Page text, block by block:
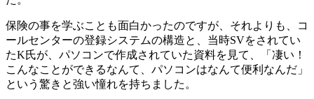
保険の事を学ぶことも面白かったのですが、それよりも、コ
ールセンターの登録システムの構造と、当時SVをされてい
たK氏が、パソコンで作成されていた資料を見て、「凄い！
こんなことができるなんて、パソコンはなんて便利なんだ」
という驚きと強い憧れを持ちました。